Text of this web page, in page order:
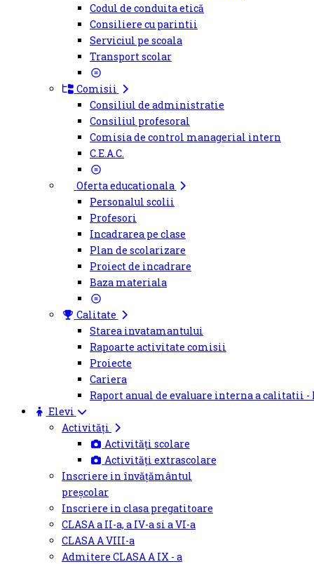
Codul de conduita etică
Consiliere cu parintii
Serviciul pe scoala
Transport scolar
Comisii
Consiliul de administratie
Consiliul profesoral
Comisia de control managerial intern
C.E.A.C.
Oferta educationala
Personalul scolii
Profesori
Incadrarea pe clase
Plan de scolarizare
Proiect de incadrare
Baza materiala
Calitate
Starea invatamantului
Rapoarte activitate comisii
Proiecte
Cariera
Raport anual de evaluare interna a calitatii -
Elevi
Activități
Activități scolare
Activități extrascolare
Inscriere in învățământul
preșcolar
Inscriere in clasa pregatitoare
CLASA a II-a, a IV-a si a VI-a
CLASA A VIII-a
Admitere CLASA A IX - a